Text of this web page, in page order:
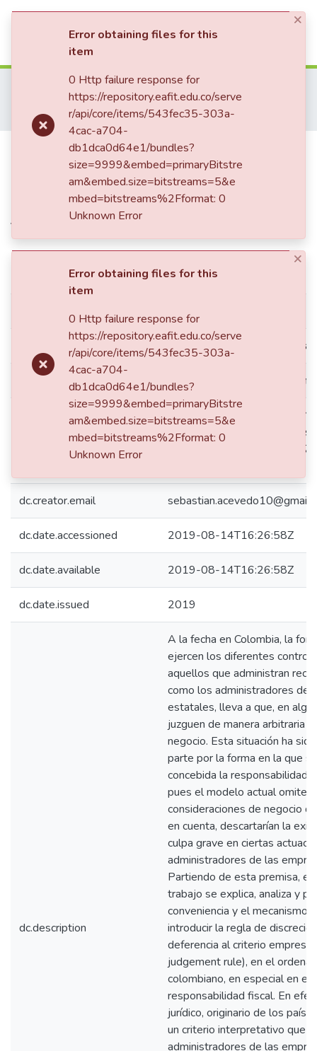
Communities & Collections
All of DSpace
Trabajo de Grado
Escuela de Derecho
Derecho (trabajo de grado)
La deferencia al criterio empresarial aplicada al proceso de responsabilidad fiscal
Publication:La deferencia al
criterio empresarial aplicada al
proceso de responsabilidad
fiscal
Simple item page
dc.contributor.advisor Londoño Agudelo, Andrea
dc.contributor.advisor Hofmann del Valle, Luis
dc.contributor.author Acevedo Martelo, Sebastián
dc.coverage.spatial
Medellín de: Lat: 06 15 00 N
Lat: 6.2500 decimal
W degrees minutes Long: -
dc.creator.email
dc.date.accessioned 2019-08-14T16:26:58Z
dc.date.available 2019-08-14T16:26:58Z
dc.date.issued 2019
dc.description
A la fecha en Colombia, la
ejercen los diferentes
aquellos que administran
como los administradores de
estatales, lleva a que, en
juzguen de manera arbitraria
negocio. Esta situación ha
parte por la forma en la que
concebida la responsabilidad
pues el modelo actual omite
consideraciones de negocio
en cuenta, descartarían la
culpa grave en ciertas
administradores de las
Partiendo de esta premisa,
trabajo se explica, analiza y
conveniencia y el mecanismo
introducir la regla de
deferencia al criterio
judgement rule), en el
colombiano, en especial en el
responsabilidad fiscal. En
jurídico, originario de los
un criterio interpretativo que
administradores de las
×
Error obtaining files for this
item
0 Http failure response for
https://repository.eafit.edu.co/serve
r/api/core/items/543fec35-303a-
4cac-a704-
db1dca0d64e1/bundles?
size=9999&embed=primaryBitstre
am&embed.size=bitstreams=5&e
mbed=bitstreams%2Fformat: 0
Unknown Error
×
Error obtaining files for this
item
0 Http failure response for
https://repository.eafit.edu.co/serve
r/api/core/items/543fec35-303a-
4cac-a704-
db1dca0d64e1/bundles?
size=9999&embed=primaryBitstre
am&embed.size=bitstreams=5&e
mbed=bitstreams%2Fformat: 0
Unknown Error